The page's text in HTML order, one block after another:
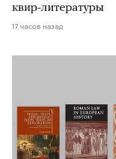
квир-литературы
17 часов назад